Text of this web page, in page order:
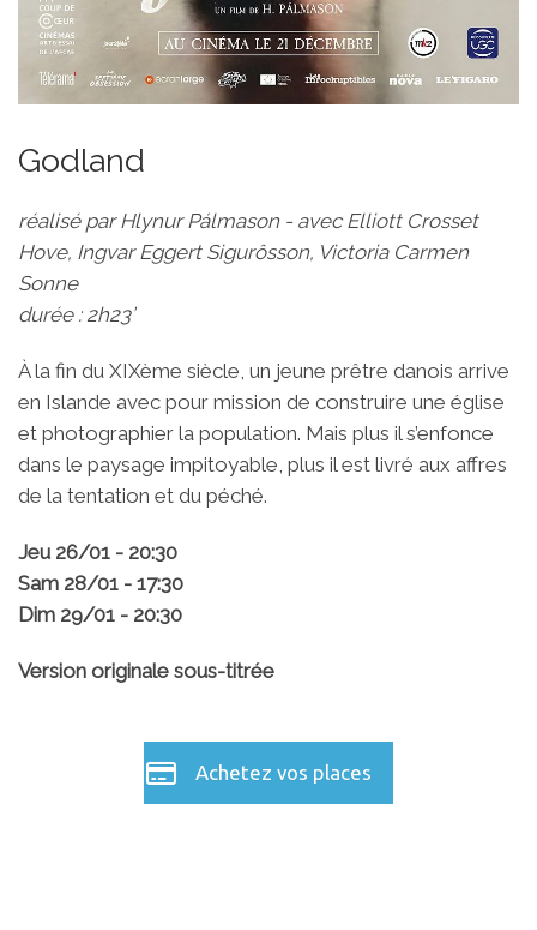
Godland
réalisé par Hlynur Pálmason - avec Elliott Crosset
Hove, Ingvar Eggert Sigurôsson, Victoria Carmen
Sonne
durée : 2h23’
À la fin du XIXème siècle, un jeune prêtre danois arrive
en Islande avec pour mission de construire une église
et photographier la population. Mais plus il s’enfonce
dans le paysage impitoyable, plus il est livré aux affres
de la tentation et du péché.
Jeu 26/01 - 20:30
Sam 28/01 - 17:30
Dim 29/01 - 20:30
Version originale sous-titrée
Achetez vos places